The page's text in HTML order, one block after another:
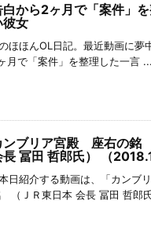
白から2ヶ月で「案件」
彼女
ほほんOL日記。最近動画に夢
月で「案件」を整理した一言 ...
ンブリア宮殿 座右の銘
長 冨田 哲郎氏） （
日紹介する動画は、「カンブ
（ＪＲ東日本 会長 冨田 哲郎